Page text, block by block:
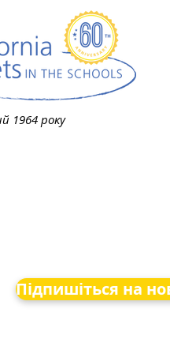
1964 року
Підпишіться на